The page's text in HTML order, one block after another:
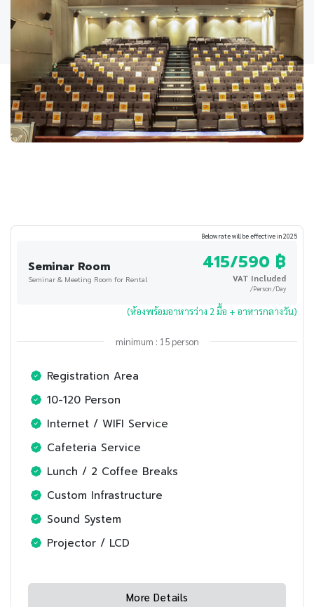
Below rate will be effective in 2025
Seminar Room
Seminar & Meeting Room for Rental
415/590 ฿
VAT Included
/Person /Day
(ห้องพร้อมอาหารว่าง 2 มื้อ + อาหารกลางวัน)
minimum : 15 person
Registration Area
10-120 Person
Internet / WIFI Service
Cafeteria Service
Lunch / 2 Coffee Breaks
Custom Infrastructure
Sound System
Projector / LCD
More Details